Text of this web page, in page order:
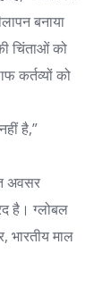
बनाया
चिंताओं को
कर्तव्यों को
है,”
अवसर
है। ग्लोबल
भारतीय माल